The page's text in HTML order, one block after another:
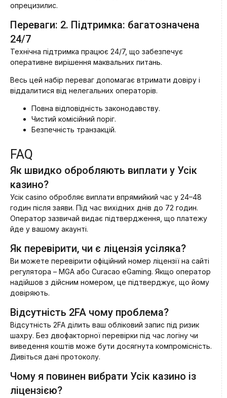
опрецизилис.
Переваги: 2. Підтримка: багатозначена
24/7
Технічна підтримка працює 24/7, що забезпечує
оперативне вирішення маквальних питань.
Весь цей набір переваг допомагає втримати довіру і
віддалитися від нелегальних операторів.
Повна відповідність законодавству.
Чистий комісійний поріг.
Безпечність транзакцій.
FAQ
Як швидко обробляють виплати у Усік
казино?
Усік casino обробляє виплати впрямийкий час у 24–48
годин після заяви. Під час вихідних днів до 72 годин.
Оператор зазвичай видає підтвердження, що платежу
йде у вашому акаунті.
Як перевірити, чи є ліцензія усіляка?
Ви можете перевірити офіційний номер ліцензії на сайті
регулятора – MGA або Curacao eGaming. Якщо оператор
надійшов з дійсним номером, це підтверджує, що йому
довіряють.
Відсутність 2FA чому проблема?
Відсутність 2FA ділить ваш обліковий запис під ризик
шахру. Без двофакторної перевірки під час логіну чи
виведення коштів може бути досягнута компромісність.
Дивіться дані протоколу.
Чому я повинен вибрати Усік казино із
ліцензією?